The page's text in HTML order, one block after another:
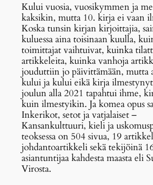
Kului vuosia, vuosikymmen ja
kaksikin, mutta 10. kirja ei vaan
Koska tunsin kirjan kirjoittajia,
kuluessa aina toisinaan kuulla,
toimittajat vaihtuivat, kuinka
artikkeleita, kuinka vanhoja
jouduttiin jo päivittämään, mutta
kului ja kului eikä kirja
joulun alla 2021 tapahtui ihme,
kuin ilmestyikin. Ja komea opus
Inkerikot, setot ja vatjalaiset –
Kansankulttuuri, kieli ja
teoksessa on 504 sivua, 19
johdantoartikkeli sekä tekijöinä
asiantuntijaa kahdesta maasta eli
Virosta.